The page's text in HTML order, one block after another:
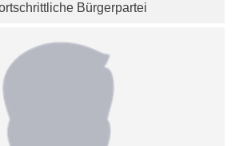
Bürgerpartei